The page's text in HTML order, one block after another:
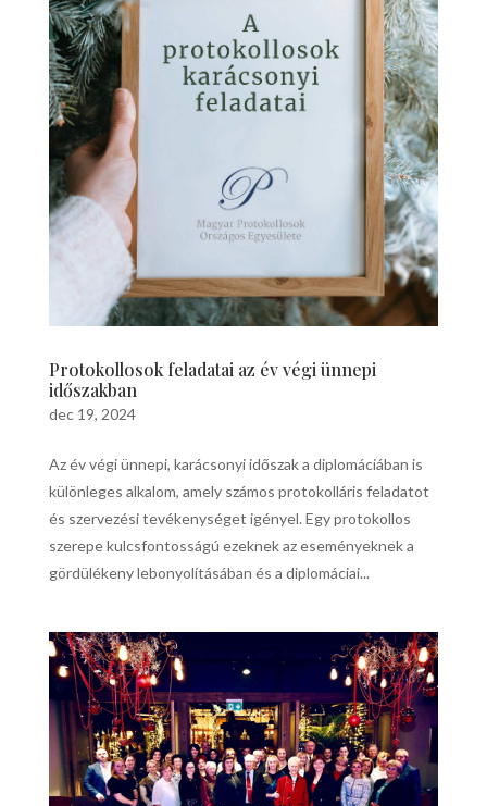
Protokollosok feladatai az év végi ünnepi
időszakban
dec 19, 2024
Az év végi ünnepi, karácsonyi időszak a diplomáciában is
különleges alkalom, amely számos protokolláris feladatot
és szervezési tevékenységet igényel. Egy protokollos
szerepe kulcsfontosságú ezeknek az eseményeknek a
gördülékeny lebonyolításában és a diplomáciai...